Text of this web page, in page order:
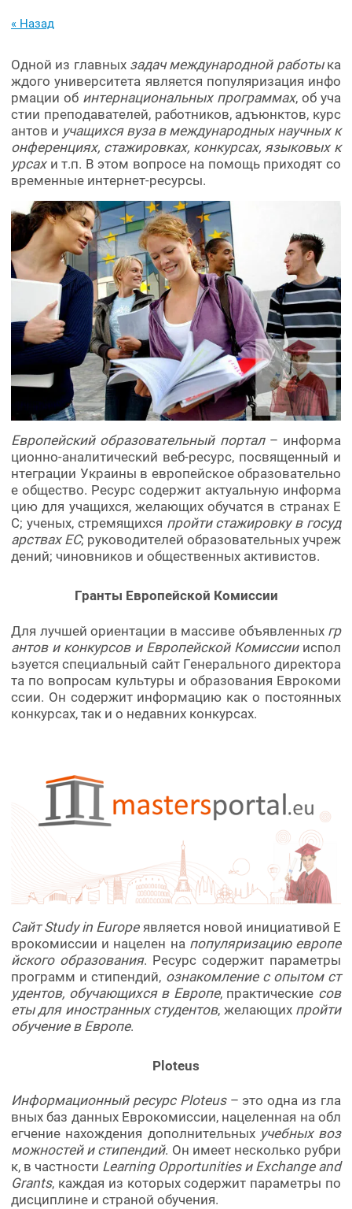
« Назад
Одной из главных задач международной работыка
ждого университета является популяризация инфо
рмации об интернациональных программах, об уча
стии преподавателей, работников, адъюнктов, курс
антов и учащихся вуза в международных научных к
онференциях, стажировках, конкурсах, языковых к
урсахи т.п. В этом вопросе на помощь приходят со
временные интернет-ресурсы.
Европейский образовательный портал– информа
ционно-аналитический веб-ресурс, посвященный и
нтеграции Украины в европейское образовательно
е общество. Ресурс содержит актуальную информа
цию для учащихся, желающих обучатся в странах Е
С; ученых, стремящихся пройти стажировку в госуд
арствах ЕС; руководителей образовательных учреж
дений; чиновников и общественных активистов.
Гранты Европейской Комиссии
Для лучшей ориентации в массиве объявленных гр
антов и конкурсов и Европейской Комиссиииспол
ьзуется специальный сайт Генерального директора
та по вопросам культуры и образования Еврокоми
ссии. Он содержит информацию как о постоянных
конкурсах, так и о недавних конкурсах.
Сайт Study in Europeявляется новой инициативой Е
врокомиссии и нацелен на популяризацию европе
йского образования. Ресурс содержит параметры
программ и стипендий, ознакомление с опытом ст
удентов, обучающихся в Европе, практические сов
еты для иностранных студентов, желающих пройти
обучение в Европе.
Ploteus
Информационный ресурс Ploteus– это одна из гла
вных баз данных Еврокомиссии, нацеленная на обл
егчение нахождения дополнительных учебных воз
можностей и стипендий. Он имеет несколько рубри
к, в частности Learning Opportunities и Exchange and
Grants, каждая из которых содержит параметры по
дисциплине и страной обучения.